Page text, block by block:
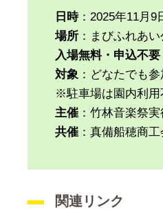
日時：2025年11月9
場所 ：まびふれあい
入場無料・申込不要
対象 ：どなたでも
※駐車場は園内利用
主催 ：竹林音楽祭
共催 ：真備船穂商工
関連リンク